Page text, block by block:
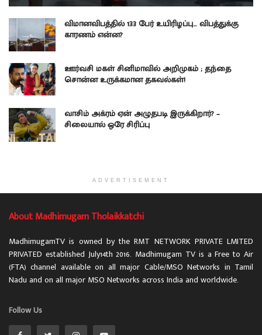
விமானவிபத்தில் 133 பேர் உயிரிழப்பு… விபத்துக்கு
காரணம் என்ன?
ஊர்வசி மகள் சினிமாவில் அறிமுகம் ; தந்தை
சொன்ன உருக்கமான தகவல்கள்!
வாசிம் அக்ரம் ஏன் அழுதபடி இருக்கிறார்? –
சிலையால் ஒரே சிரிப்பு
ADVERTISEMENT
About Madhimugam Tholaikkatchi
MadhimugamTV is owned by the RMT NETWORK PRIVATE LMITED
PRIVATED established July14th 2016. Madhimugam TV is a Free to Air
(FTA) channel available on all major Cable/MSO Networks in Tamil
Nadu and on all major MSO Networks across India and worldwide.
Follow Us